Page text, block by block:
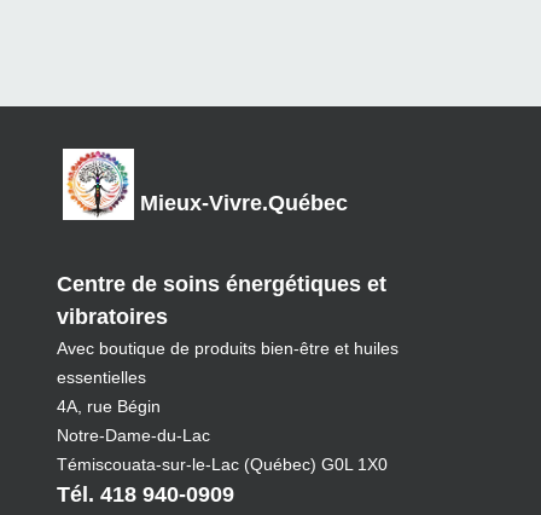
Mieux-Vivre.Québec
Centre de soins énergétiques et
vibratoires
Avec boutique de produits bien-être et huiles
essentielles
4A, rue Bégin
Notre-Dame-du-Lac
Témiscouata-sur-le-Lac (Québec) G0L 1X0
Tél. 418 940-0909